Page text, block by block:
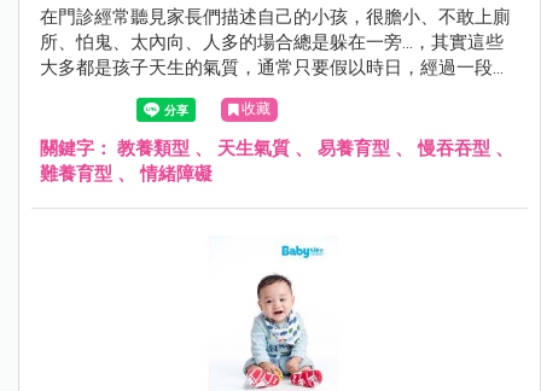
在門診經常聽見家長們描述自己的小孩，很膽小、不敢上廁
所、怕鬼、太內向、人多的場合總是躲在一旁…，其實這些
大多都是孩子天生的氣質，通常只要假以時日，經過一段時
間的適應與鼓勵，多數孩子都能夠順利度過；但是在某些情
形下若孩子本身有疾病如過動症、自閉症與智能障礙，或家
庭的教養出了問題，可能導致小孩無法調適自己身體與心
靈，而出現所謂的情緒障礙。
收藏
關鍵字： 教養類型 、 天生氣質 、 易養育型 、慢吞吞型 、
難養育型 、情緒障礙